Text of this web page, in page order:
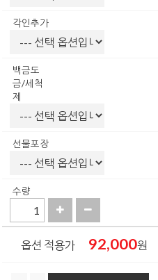
각인추가
백금도
금/세척
제
선물포장
수량
옵션 적용가 92,000원